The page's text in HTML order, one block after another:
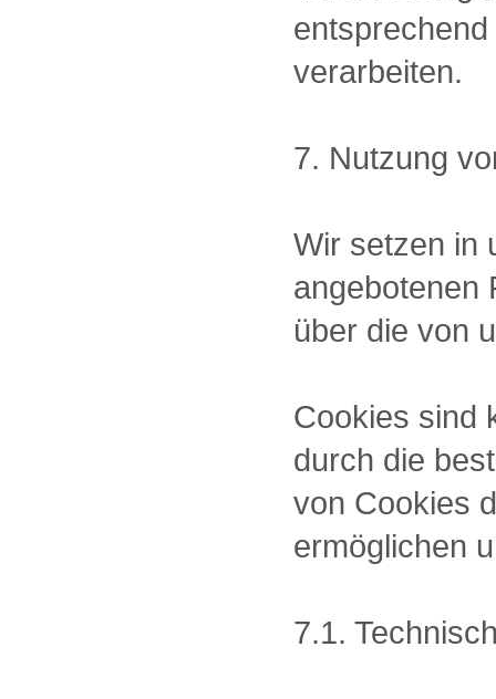
verarbeiten.
7. Nutzung
Wir setzen in
angebotenen
über die von
Cookies sind
durch die
von Cookies
ermöglichen
7.1.